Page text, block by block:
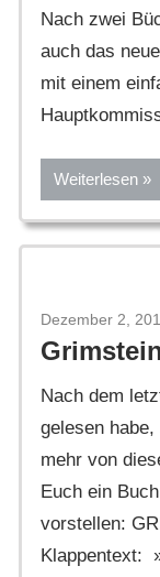
Nach zwei
auch das
mit einem
Weiterlesen
Dezember 2,
Nach dem
gelesen
mehr von
Euch ein
vorstellen:
Klappentext: